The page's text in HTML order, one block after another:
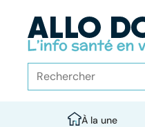
À la une